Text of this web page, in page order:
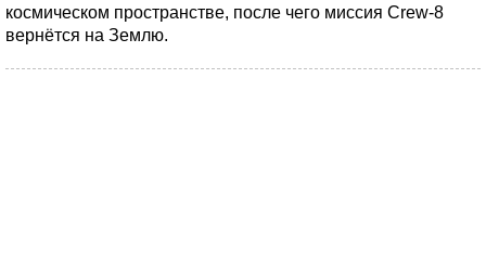
космическом пространстве, после чего миссия Crew-8
вернётся на Землю.